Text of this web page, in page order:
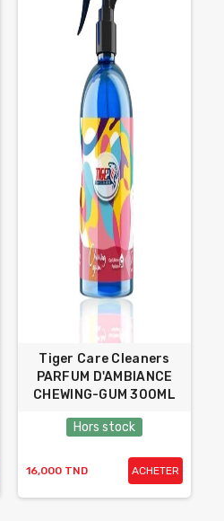
Tiger Care Cleaners
PARFUM D'AMBIANCE
CHEWING-GUM 300ML
Hors stock
16,000 TND ACHETER